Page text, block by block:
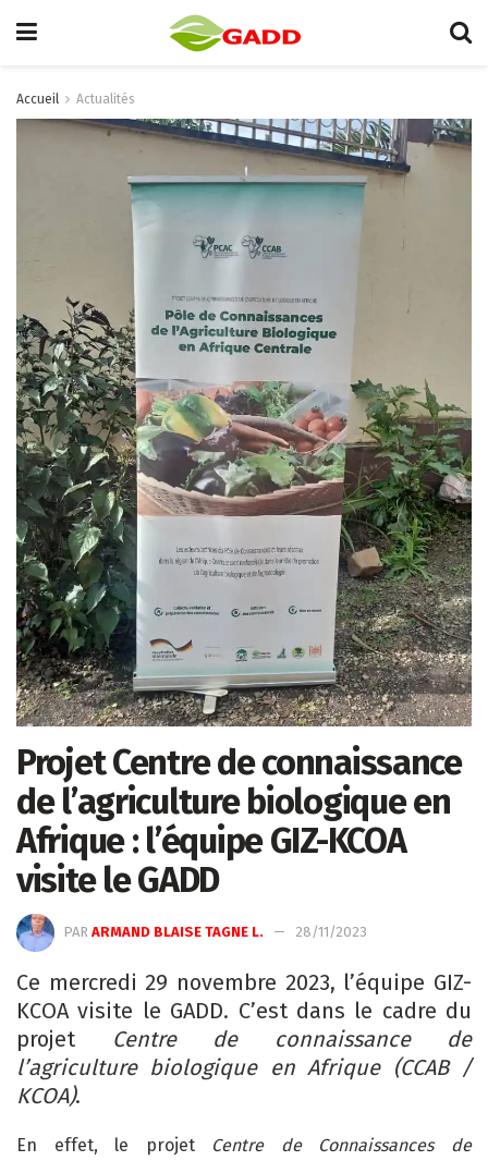
Accueil Actualités
Projet Centre de connaissance
de l’agriculture biologique en
Afrique : l’équipe GIZ-KCOA
visite le GADD
PAR ARMAND BLAISE TAGNE L. 28/11/2023
Ce mercredi 29 novembre 2023, l’équipe GIZ-
KCOA visite le GADD. C’est dans le cadre du
projet
Centre de connaissance de
l’agriculture biologique en Afrique (CCAB /
KCOA).
En effet, le projet Centre de Connaissances de